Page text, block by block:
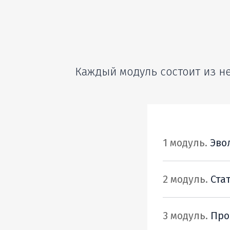
Каждый модуль состоит из
1 модуль.
● Какие данные
2 модуль.
● Что влияет на
3 модуль.